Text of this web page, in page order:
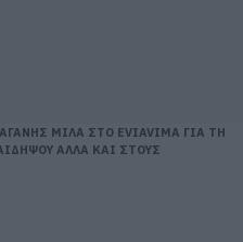
ΜΙΛΑ ΣΤΟ EVIAVIMA ΓΙΑ ΤΗ
ΑΛΛΑ ΚΑΙ ΣΤΟΥΣ